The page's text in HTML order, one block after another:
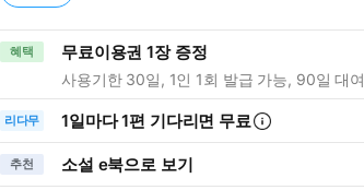
혜택 무료이용권 1장 증정
사용기한 30일, 1인 1회 발급 가능, 90일 대여
리다무 1일마다1편 기다리면 무료
추천 소설 e북으로 보기